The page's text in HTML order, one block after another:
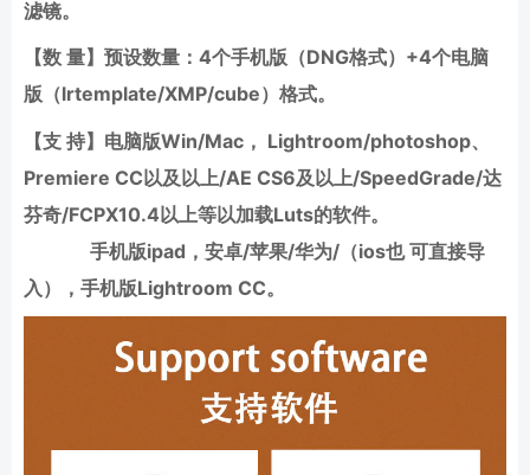
滤镜。
【数 量】预设数量：4个手机版（DNG格式）+4个电脑
版（lrtemplate/XMP/cube）格式。
【支 持】电脑版Win/Mac， Lightroom/photoshop、
Premiere CC以及以上/AE CS6及以上/SpeedGrade/达
芬奇/FCPX10.4以上等以加载Luts的软件。
手机版ipad，安卓/苹果/华为/（ios也 可直接导
入），手机版Lightroom CC。